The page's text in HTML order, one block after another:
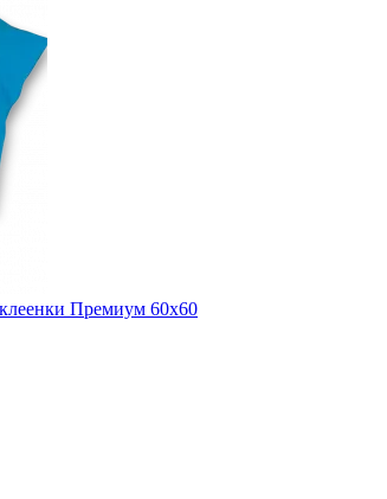
Премиум 60х60